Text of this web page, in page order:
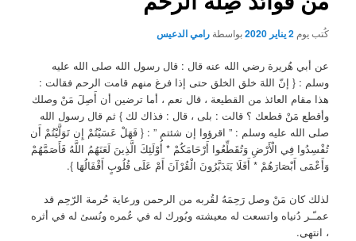
كُتب يوم2 يناير 2020 بواسطةرامي الدعيس
عن أبي هُريرة رضي الله عنه قال : قال رسول الله صلى الله عليه
وسلم : { إنّ اللهَ خلق الخلق حتى إذا فرغ منهم قامت الرحم فقالت :
هذا مقام العائذ من القطيعة ، قال نعم ، أما ترضين أن أَصِلَ مَنْ وصلك
وأقطع مَنْ قطعك ؟ قالت : بلى ، قال : فذاك لك } ثم قال رسول الله
صلى الله عليه وسلم : ” اقرؤوا إن شئتم ” : { فَهَلْ عَسَيْتُمْ إِن تَوَلَّيْتُمْ أَن
تُفْسِدُوا فِي الْأَرْضِ وَتُقَطِّعُوا أَرْحَامَكُمْ * أُوْلَئِكَ الَّذِينَ لَعَنَهُمُ اللَّهُ فَأَصَمَّهُمْ
وَأَعْمَى أَبْصَارَهُمْ * أَفَلَا يَتَدَبَّرُونَ الْقُرْآنَ أَمْ عَلَى قُلُوبٍ أَقْفَالُهَا }.
لذلك كان مَنْ وصل رَحِمَهُ لقُربه من الرحمن ورعاية حُرمة الرّحِم قد
عمـّـر دُنياه واتسعت له معيشته وبُورك له في عُمره ونُسئ له في أثره
، انتهى.